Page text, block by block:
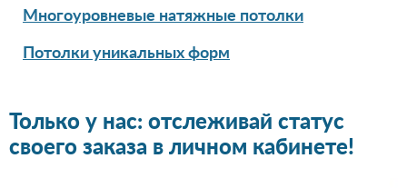
Многоуровневые натяжные потолки
Потолки уникальных форм
Только у нас: отслеживай статус
своего заказа в личном кабинете!